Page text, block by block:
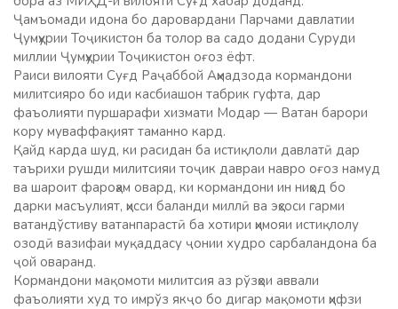
Ҷамъомади идона бо даровардани Парчами давлатии
Ҷумҳурии Тоҷикистон ба толор ва садо додани Суруди
миллии Ҷумҳурии Тоҷикистон оғоз ёфт.
Раиси вилояти Суғд Раҷаббой Аҳмадзода​ кормандони
милитсияро бо​ иди касбиашон​ табрик гуфта, дар
фаъолияти пуршарафи хизмати Модар — Ватан барори
кору муваффақият таманно кард.
Қайд карда шуд, ки расидан ба истиқлоли давлатӣ дар
таърихи рушди милитсияи тоҷик давраи навро оғоз намуд
ва шароит фароҳам овард, ки кормандони ин ниҳод бо
дарки масъулият, ҳисси баланди миллӣ ва эҳсоси гарми
ватандўстиву ватанпарастӣ ба хотири ҳимояи истиқлолу
озодӣ вазифаи муқаддасу ҷонии худро сарбаландона ба
ҷой оваранд.
Кормандони мақомоти милитсия аз рўзҳои аввали
фаъолияти худ то имрўз якҷо бо дигар мақомоти ҳифзи